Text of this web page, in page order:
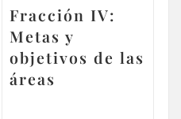
Fracción IV:
Metas y
objetivos de las
áreas